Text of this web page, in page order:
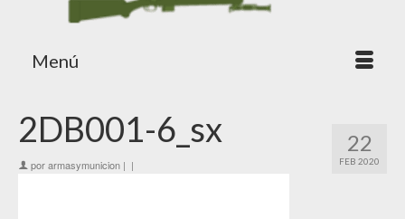
Menú
22
FEB 2020
2DB001-6_sx
porarmasymunicion | |